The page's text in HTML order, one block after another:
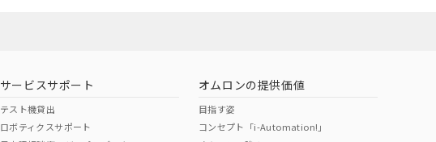
サービスサポート
テスト機貸出
ロボティクスサポート
オムロンの提供価値
目指す姿
コンセプト「i-Automation!」